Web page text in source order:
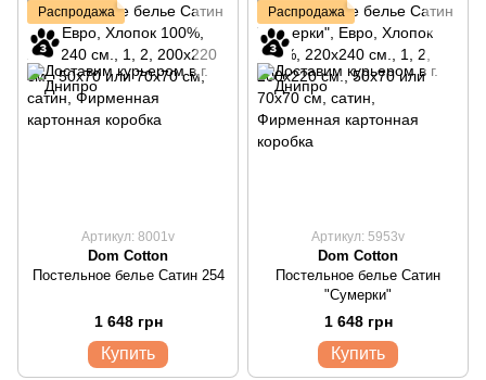
Распродажа
Артикул: 8001v
Dom Cotton
Постельное белье Сатин 254
1 648 грн
Купить
Распродажа
Артикул: 5953v
Dom Cotton
Постельное белье Сатин
"Сумерки"
1 648 грн
Купить